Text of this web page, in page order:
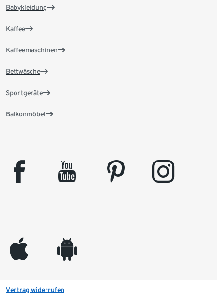
Babykleidung
Kaffee
Kaffeemaschinen
Bettwäsche
Sportgeräte
Balkonmöbel
facebook youtube pinterest instagram
appleinc android
Vertrag widerrufen